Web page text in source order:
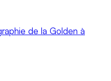
de la Golden à